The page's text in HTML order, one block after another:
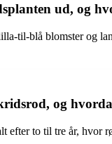
ud, og
til-blå blomster og
og
efter to til tre år, hvor